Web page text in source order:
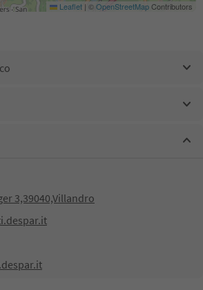
Leaflet | ©OpenStreetMapContributors
3,39040,Villandro